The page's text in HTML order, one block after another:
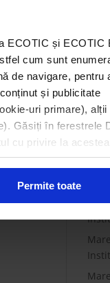
ECOTIC și ECOTIC
cum sunt
de navigare, pentru
și publicitate
uri primare), alții
Găsiți în ferestrele
cu privire la acestea.
Permite toate